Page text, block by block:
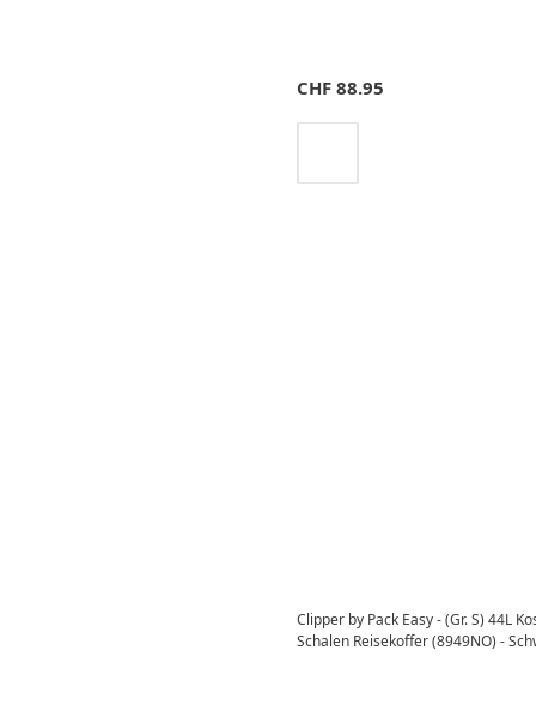
CHF 88.95
Clipper by Pack Easy - (Gr. S) 44L
Schalen Reisekoffer (8949NO) -